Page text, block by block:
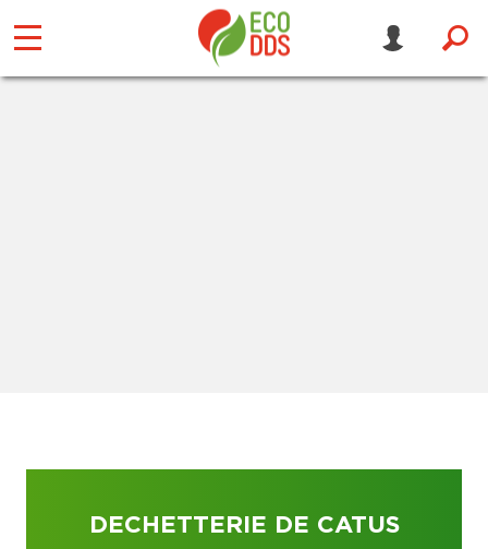
DECHETTERIE DE CATUS